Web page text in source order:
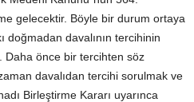
gelecektir. Böyle bir durum ortaya
doğmadan davalının tercihinin
Daha önce bir tercihten söz
davalıdan tercihi sorulmak ve
Birleştirme Kararı uyarınca